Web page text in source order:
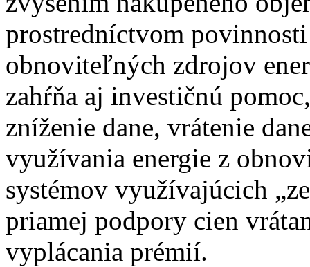
prostredníctvom
obnoviteľných zdrojov
zahŕňa aj investičnú
zníženie dane, vrátenie
využívania energie z
systémov využívajúcich
priamej podpory cien
vyplácania prémií.